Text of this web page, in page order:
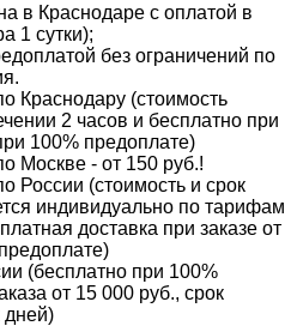
в Краснодаре с оплатой в
1 сутки);
без ограничений по
Краснодару (стоимость
2 часов и бесплатно при
100% предоплате)
Москве - от 150 руб.!
России (стоимость и срок
индивидуально по тарифам
доставка при заказе от
(бесплатно при 100%
от 15 000 руб., срок
дней)